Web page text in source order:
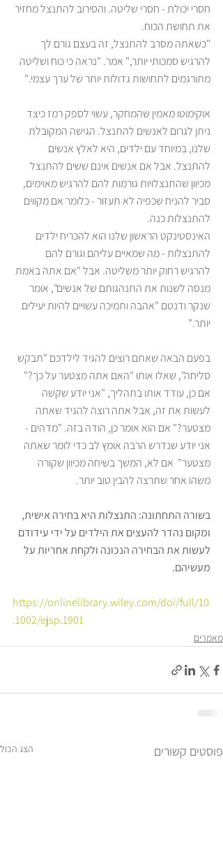
חסרי יכולת - חסרי שליטה. והסירוב להתנצל מחזיר
את תחושת הכוח.
"כשאתה מסרב להתנצל, זה בעצם גורם לך
להרגיש סמכותי יותר," אמר. "נראה כי כוח ושליטה
מתורגמים לתחושות גדולות יותר של ערך עצמי."
אוקימוטו מאמין שהמחקר, עשוי לספק רמז כיצד
ניתן לגרום לאנשים להתנצל. הגישה המקובלת
שלנו, במיוחד עם ילדים, היא לאלץ אנשים
להתנצל. אבל אם אנשים אינם ששים להתנצל
מכיוון שהתנצלויות גורמות להם להרגיש מאוימים,
סביר להניח שכפיה לא תעזור - כלומר אם מקווים
להתנצלות כנה.
האינסטינקט הראשון שלנו הוא להכריח ילדים
להתנצלות - מה שמאיים עליהם וגורם להם
להרגיש רחוק יותר משליטה. אבל "אם אתה באמת
מנסה לשנות את התנהגותם של אנשים", אומר
שנקר ודנטם "אהבה ותמיכה עשויים להיות יעילים
יותר."
בפעם הבאה שאתם רוצים להגיד לילדכם "תבקש
סליחה", שאלו אותו "האם אתה מצטער על כך?"
אם כן, עודד אותו בתהליך, "אני יודע שקשה
לעשות את זה, אבל אתה רוצה להגיד שאתה
מצטער?" אם הוא אומר כן, הודה בזה. "מדהים -
אני יודע שנדרש הרבה אומץ לב כדי לומר שאתה
מצטער"  אם לא, המשך בשיחה מכיוון שקורה
משהו אחר שתרצה להבין טוב יותר.
בשורה התחתונה: התנצלות היא בחירה אישית,
ומקום נהדר להעצים את הילדים על ידי עידודם
לעשות את הבחירה הנכונה ולקחת אחריות על
מעשיהם.
https://onlinelibrary.wiley.com/doi/full/10
.1002/ejsp.1901
מאמרים
פוסטים קשורים הצג הכול